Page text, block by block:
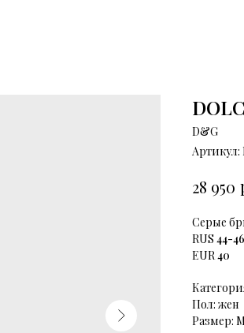
D&G
Артикул:
28 950
Серые
RUS 44-46
EUR40
Пол: жен
Размер: М